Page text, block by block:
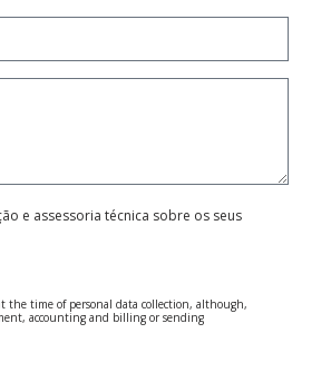
e assessoria técnica sobre os seus
the time of personal data collection, although,
accounting and billing or sending